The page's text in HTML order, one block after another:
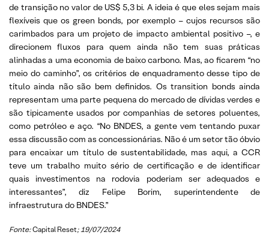
de transição no valor de US$ 5,3 bi. A ideia é que eles sejam mais
flexíveis que os green bonds, por exemplo – cujos recursos são
carimbados para um projeto de impacto ambiental positivo –, e
direcionem fluxos para quem ainda não tem suas práticas
alinhadas a uma economia de baixo carbono. Mas, ao ficarem “no
meio do caminho”, os critérios de enquadramento desse tipo de
título ainda não são bem definidos. Os transition bonds ainda
representam uma parte pequena do mercado de dívidas verdes e
são tipicamente usados por companhias de setores poluentes,
como petróleo e aço. “No BNDES, a gente vem tentando puxar
essa discussão com as concessionárias. Não é um setor tão óbvio
para encaixar um título de sustentabilidade, mas aqui, a CCR
teve um trabalho muito sério de certificação e de identificar
quais investimentos na rodovia poderiam ser adequados e
interessantes”, diz Felipe Borim, superintendente de
infraestrutura do BNDES.”
Fonte:Capital Reset; 19/07/2024